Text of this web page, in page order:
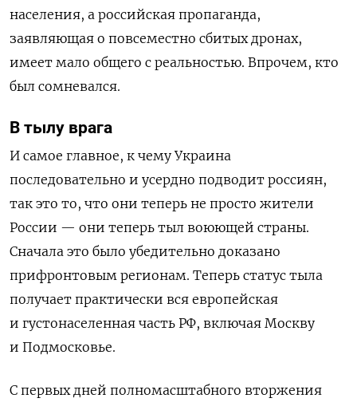
населения, а российская пропаганда,
заявляющая о повсеместно сбитых дронах,
имеет мало общего с реальностью. Впрочем, кто
был сомневался.
В тылу врага
И самое главное, к чему Украина
последовательно и усердно подводит россиян,
так это то, что они теперь не просто жители
России — они теперь тыл воюющей страны.
Сначала это было убедительно доказано
прифронтовым регионам. Теперь статус тыла
получает практически вся европейская
и густонаселенная часть РФ, включая Москву
и Подмосковье.
С первых дней полномасштабного вторжения